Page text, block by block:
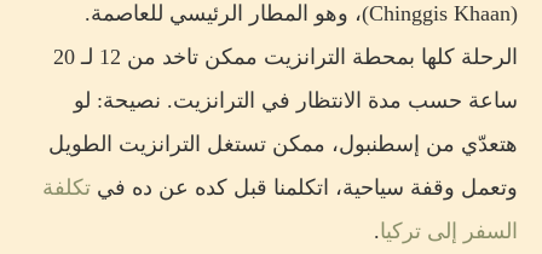
(Chinggis Khaan)، وهو المطار الرئيسي للعاصمة.
الرحلة كلها بمحطة الترانزيت ممكن تاخد من 12 لـ 20
ساعة حسب مدة الانتظار في الترانزيت. نصيحة: لو
هتعدّي من إسطنبول، ممكن تستغل الترانزيت الطويل
وتعمل وقفة سياحية، اتكلمنا قبل كده عن ده في تكلفة
السفر إلى تركيا.